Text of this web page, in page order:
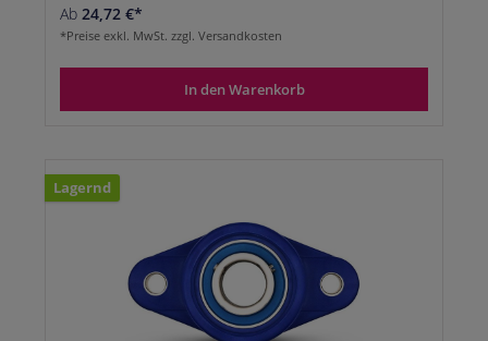
Ab 24,72 €*
*Preise exkl. MwSt. zzgl. Versandkosten
In den Warenkorb
Lagernd